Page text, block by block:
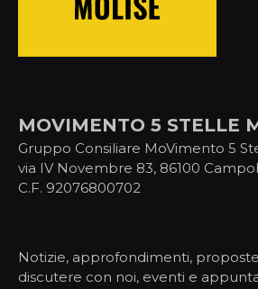
MOVIMENTO 5 STELLE
Gruppo Consiliare MoVimento 5
via IV Novembre 83, 86100
C.F. 92076800702
Notizie, approfondimenti,
discutere con noi, eventi e